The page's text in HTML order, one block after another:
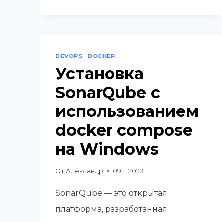
DEVOPS | DOCKER
Установка
SonarQube с
использованием
docker compose
на Windows
От Александр 09.11.2023
SonarQube — это открытая
платформа, разработанная